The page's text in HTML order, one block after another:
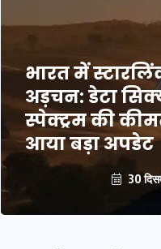
भारत में
अड़चन: डेटा
स्पेक्ट्रम की
आया बड़ा अपडेट
30